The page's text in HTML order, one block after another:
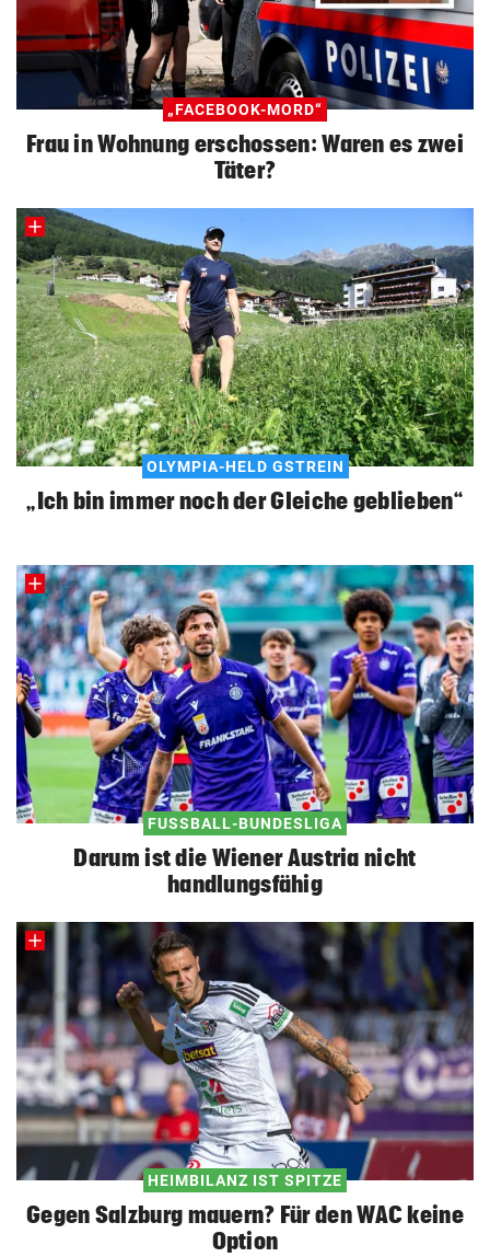
„FACEBOOK-MORD“
Frau in Wohnung erschossen: Waren es zwei
Täter?
OLYMPIA-HELD GSTREIN
„Ich bin immer noch der Gleiche geblieben“
FUSSBALL-BUNDESLIGA
Darum ist die Wiener Austria nicht
handlungsfähig
HEIMBILANZ IST SPITZE
Gegen Salzburg mauern? Für den WAC keine
Option